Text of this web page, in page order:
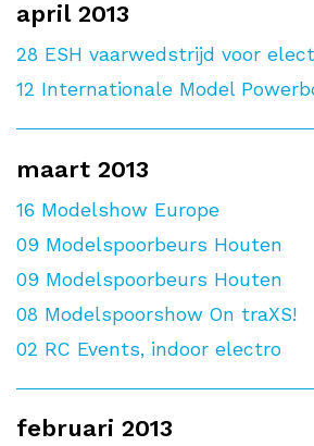
april 2013
28 ESH vaarwedstrijd voor
12 Internationale Model
maart 2013
16 Modelshow Europe
09 Modelspoorbeurs Houten
09 Modelspoorbeurs Houten
08 Modelspoorshow On traXS!
02 RC Events, indoor electro
februari 2013